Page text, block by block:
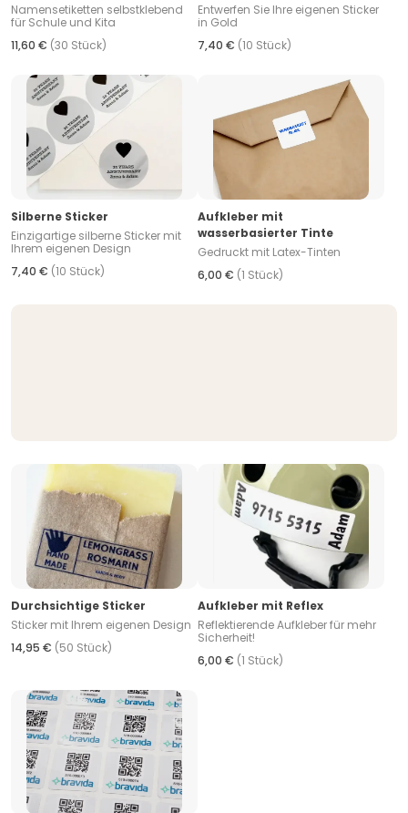
Namensetiketten selbstklebend
für Schule und Kita
11,60 € (30 Stück)
Entwerfen Sie Ihre eigenen Sticker
in Gold
7,40 € (10 Stück)
Silberne Sticker
Einzigartige silberne Sticker mit
Ihrem eigenen Design
7,40 € (10 Stück)
Aufkleber mit
wasserbasierter Tinte
Gedruckt mit Latex-Tinten
6,00 € (1 Stück)
Durchsichtige Sticker
Sticker mit Ihrem eigenen Design
14,95 € (50 Stück)
Aufkleber mit Reflex
Reflektierende Aufkleber für mehr
Sicherheit!
6,00 € (1 Stück)